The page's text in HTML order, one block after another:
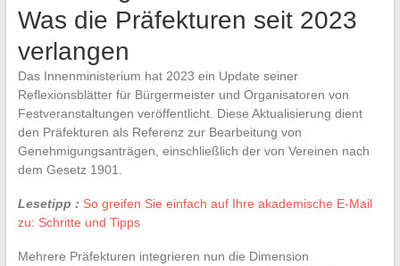
Was die Präfekturen seit 2023
verlangen
Das Innenministerium hat 2023 ein Update seiner
Reflexionsblätter für Bürgermeister und Organisatoren von
Festveranstaltungen veröffentlicht. Diese Aktualisierung dient
den Präfekturen als Referenz zur Bearbeitung von
Genehmigungsanträgen, einschließlich der von Vereinen nach
dem Gesetz 1901.
Lesetipp : So greifen Sie einfach auf Ihre akademische E-Mail
zu: Schritte und Tipps
Mehrere Präfekturen integrieren nun die Dimension